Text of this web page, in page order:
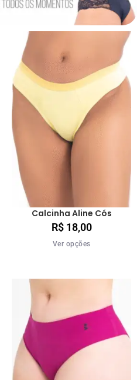
Calcinha Aline Cós
R$18,00
Ver opções